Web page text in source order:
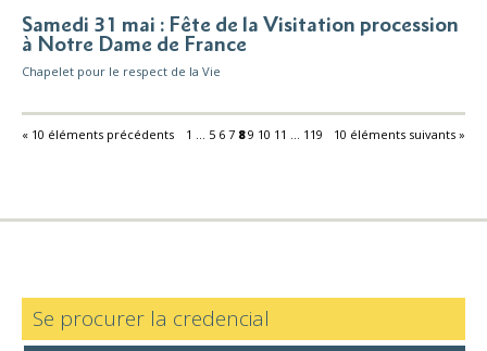
Samedi 31 mai : Fête de la Visitation procession
à Notre Dame de France
Chapelet pour le respect de la Vie
« 10 éléments précédents 10 éléments suivants »
1 ... 5 6 7 8 9 10 11 ... 119
Se procurer la credencial